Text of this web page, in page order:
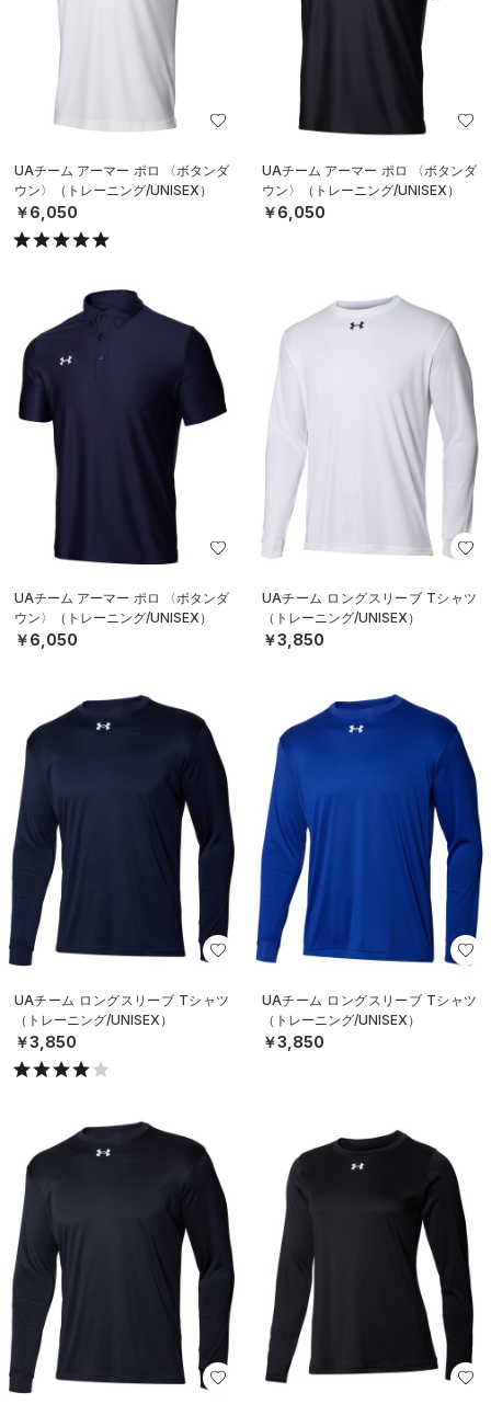
UAチーム アーマー ポロ 〈ボタンダ
ウン〉（トレーニング/UNISEX）
￥6,050
UAチーム アーマー ポロ 〈ボタンダ
ウン〉（トレーニング/UNISEX）
￥6,050
UAチーム アーマー ポロ 〈ボタンダ
ウン〉（トレーニング/UNISEX）
￥6,050
UAチーム ロングスリーブ Tシャツ
（トレーニング/UNISEX）
￥3,850
UAチーム ロングスリーブ Tシャツ
（トレーニング/UNISEX）
￥3,850
UAチーム ロングスリーブ Tシャツ
（トレーニング/UNISEX）
￥3,850